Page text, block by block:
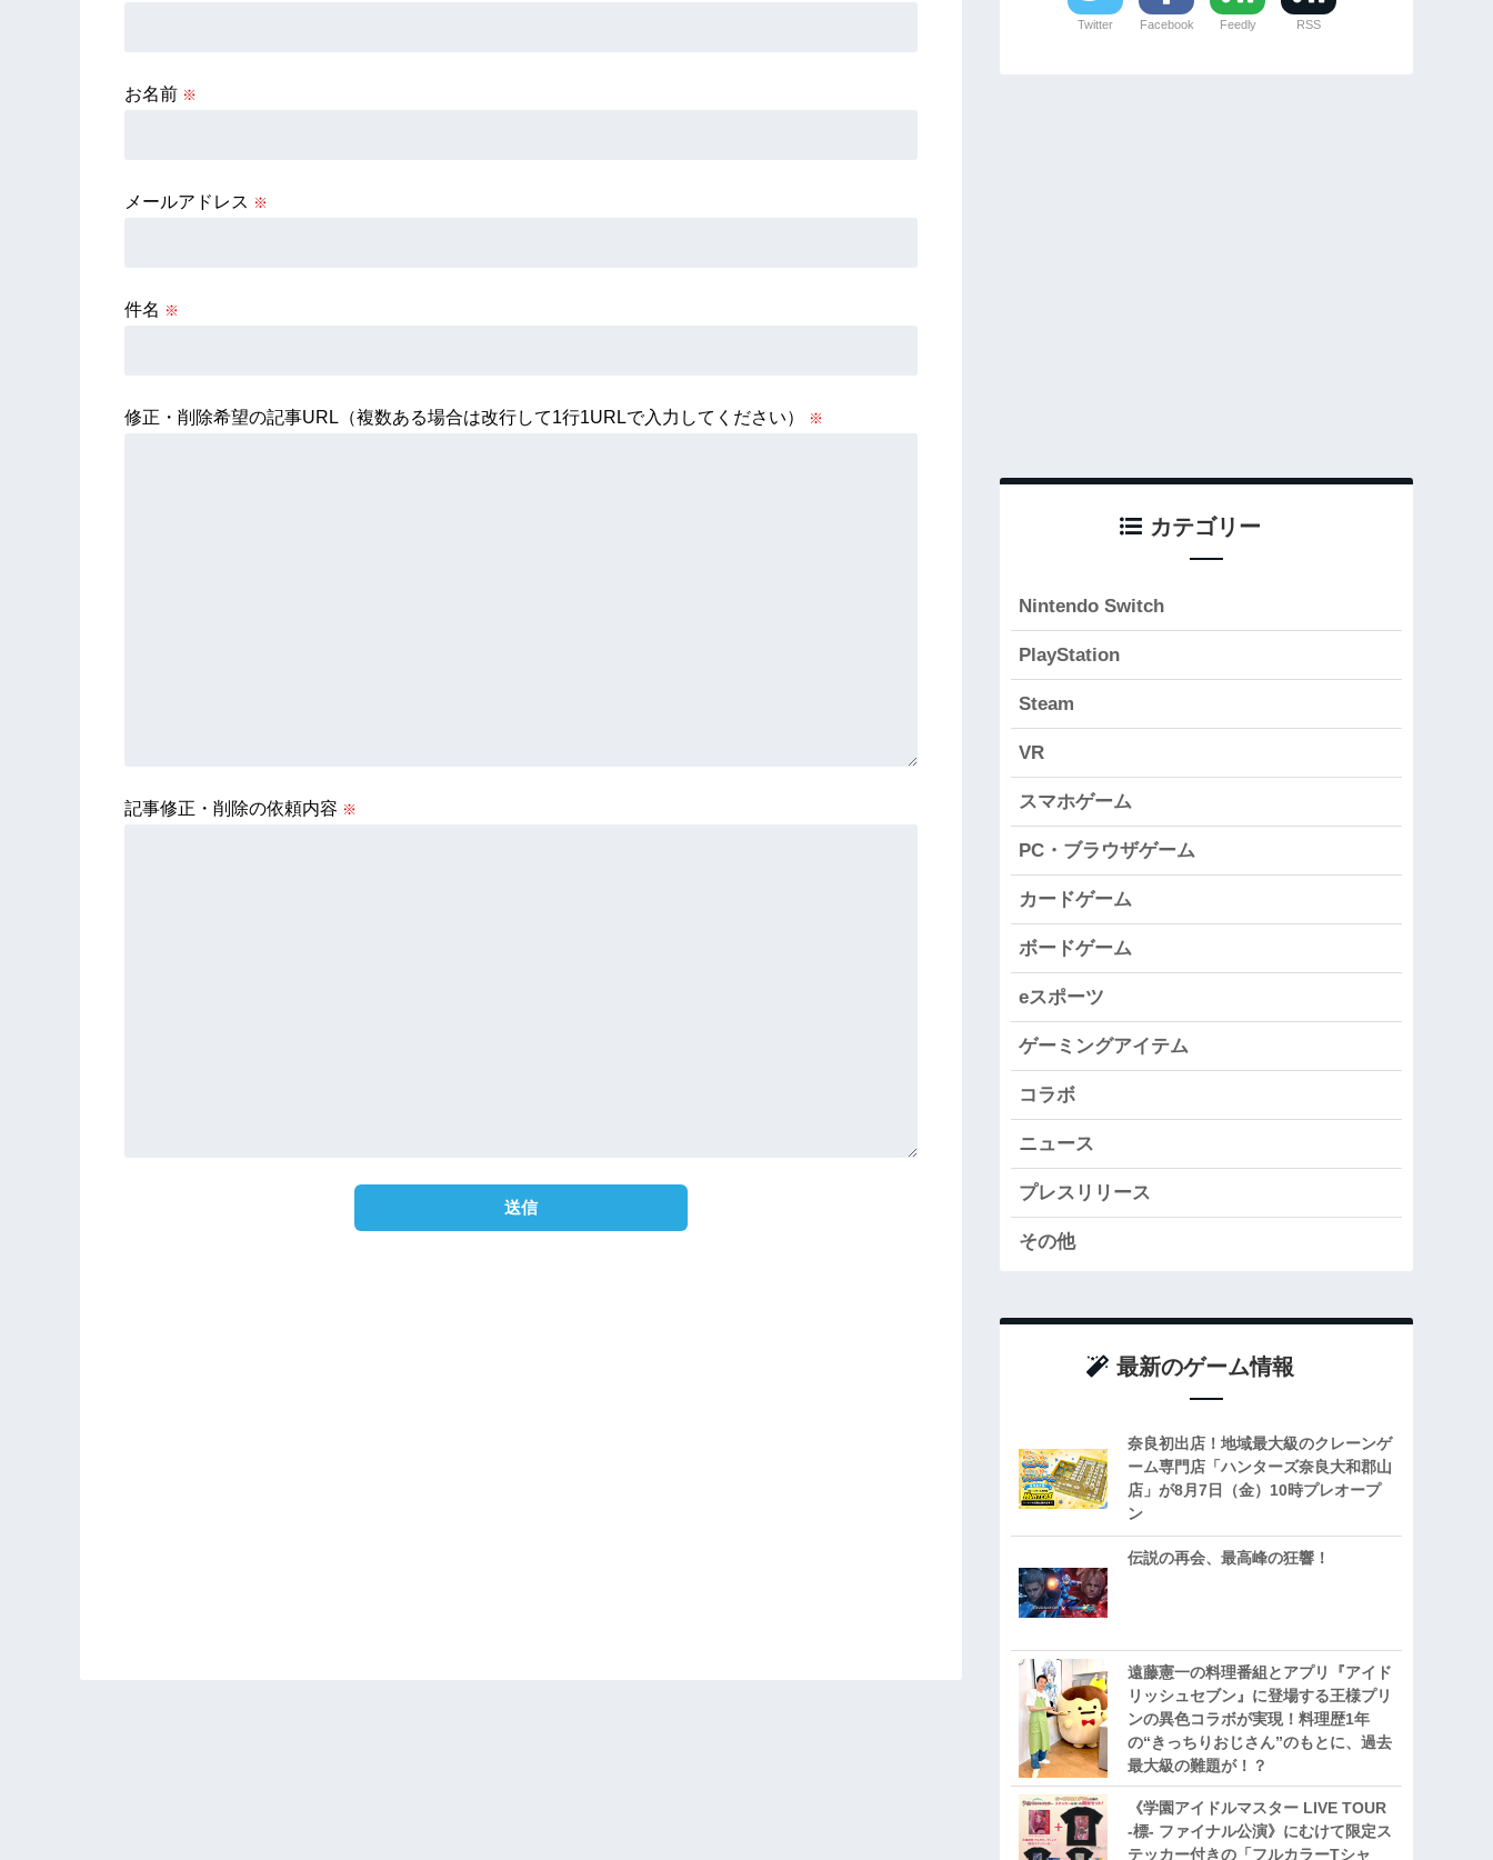
お名前 ※
メールアドレス ※
件名 ※
修正・削除希望の記事URL（複数ある場合は改行して1行1URLで入力してください） ※
記事修正・削除の依頼内容 ※
Twitter Facebook Feedly RSS
カテゴリー
Nintendo Switch
PlayStation
Steam
VR
スマホゲーム
PC・ブラウザゲーム
カードゲーム
ボードゲーム
eスポーツ
ゲーミングアイテム
コラボ
ニュース
プレスリリース
その他
最新のゲーム情報
奈良初出店！地域最大級のクレーンゲ
ーム専門店「ハンターズ奈良大和郡山
店」が8月7日（金）10時プレオープ
ン
伝説の再会、最高峰の狂響！
遠藤憲一の料理番組とアプリ『アイド
リッシュセブン』に登場する王様プリ
ンの異色コラボが実現！料理歴1年
の“きっちりおじさん”のもとに、過去
最大級の難題が！？
《学園アイドルマスター LIVE TOUR
-標- ファイナル公演》にむけて限定ス
テッカー付きの「フルカラーTシャ